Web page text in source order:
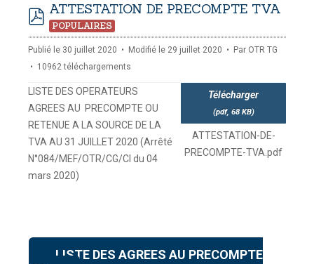
pdf
ATTESTATION DE PRECOMPTE TVA
POPULAIRES
Publié le 30 juillet 2020 Modifié le 29 juillet 2020 Par OTR TG
10962 téléchargements
Télécharger
(pdf, 68 KB)
ATTESTATION-DE-
PRECOMPTE-TVA.pdf
LISTE DES OPERATEURS
AGREES AU PRECOMPTE OU
RETENUE A LA SOURCE DE LA
TVA AU 31 JUILLET 2020 (Arrêté
N°084/MEF/OTR/CG/CI du 04
mars 2020)
→ LISTE DES AGREES AU PRECOMPTE